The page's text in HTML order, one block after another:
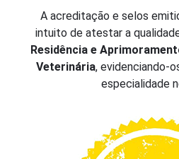
A acreditação e selos
intuito de atestar a
Residência e
Veterinária, evidenciando-
especialidade